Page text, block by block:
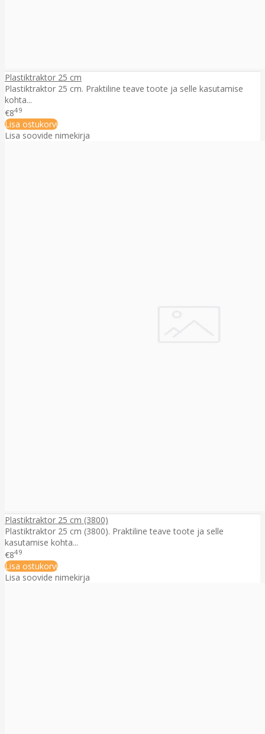
Plastiktraktor 25 cm
Plastiktraktor 25 cm. Praktiline teave toote ja selle kasutamise
kohta...
€849
Lisa ostukorvi
Lisa soovide nimekirja
Plastiktraktor 25 cm (3800)
Plastiktraktor 25 cm (3800). Praktiline teave toote ja selle
kasutamise kohta...
€849
Lisa ostukorvi
Lisa soovide nimekirja